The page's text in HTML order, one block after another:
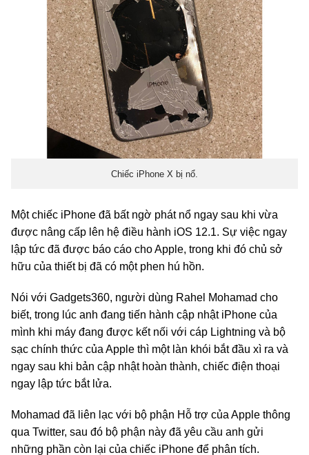
Chiếc iPhone X bị nổ.
Một chiếc iPhone đã bất ngờ phát nổ ngay sau khi vừa
được nâng cấp lên hệ điều hành iOS 12.1. Sự việc ngay
lập tức đã được báo cáo cho Apple, trong khi đó chủ sở
hữu của thiết bị đã có một phen hú hồn.
Nói với Gadgets360, người dùng Rahel Mohamad cho
biết, trong lúc anh đang tiến hành cập nhật iPhone của
mình khi máy đang được kết nối với cáp Lightning và bộ
sạc chính thức của Apple thì một làn khói bắt đầu xì ra và
ngay sau khi bản cập nhật hoàn thành, chiếc điện thoại
ngay lập tức bắt lửa.
Mohamad đã liên lạc với bộ phận Hỗ trợ của Apple thông
qua Twitter, sau đó bộ phận này đã yêu cầu anh gửi
những phần còn lại của chiếc iPhone để phân tích.